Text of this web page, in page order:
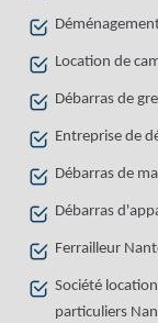
Location de
Débarras de
Entreprise de
Débarras de
Débarras
Ferrailleur
Société
particuliers